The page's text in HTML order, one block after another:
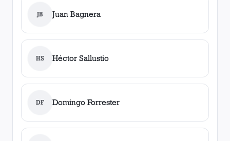
JB Juan Bagnera
HS Héctor Sallustio
DF Domingo Forrester